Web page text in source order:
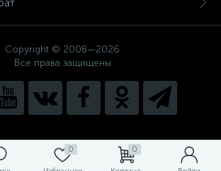
0 0
Copyright © 2008—2026
Все права защищены